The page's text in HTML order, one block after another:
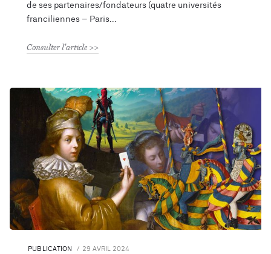
de ses partenaires/fondateurs (quatre universités
franciliennes – Paris
Consulter l'article
PUBLICATION 29 AVRIL 2024